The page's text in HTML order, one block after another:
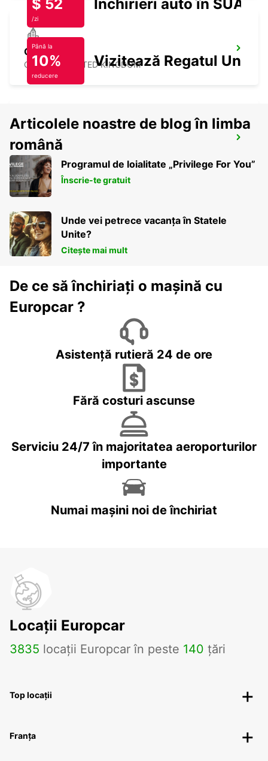
OXFORD
OXFORD - UNITED KINGDOM
BASINGSTOKE
BASINGSTOKE - UNITED KINGDOM
$ 52
/zi
Închirieri auto în SUA
Până la
10%
reducere
Vizitează Regatul Unit
Articolele noastre de blog în limba
română
Programul de loialitate „Privilege For You”
Înscrie-te gratuit
Unde vei petrece vacanța în Statele
Unite?
Citește mai mult
De ce să închiriați o mașină cu
Europcar ?
Asistență rutieră 24 de ore
Fără costuri ascunse
Serviciu 24/7 în majoritatea aeroporturilor
importante
Numai mașini noi de închiriat
Locații Europcar
3835 locații Europcar în peste 140 țări
Top locații
Franța